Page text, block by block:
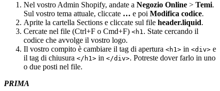
Nel vostro Admin Shopify, andate a Negozio Online > Temi.
Sul vostro tema attuale, cliccate … e poi Modifica codice.
Aprite la cartella Sections e cliccate sul file header.liquid.
Cercate nel file (Ctrl+F o Cmd+F) <h1. State cercando il
codice che avvolge il vostro logo.
Il vostro compito è cambiare il tag di apertura <h1> in <div> e
il tag di chiusura </h1> in </div>. Potreste dover farlo in uno
o due posti nel file.
PRIMA